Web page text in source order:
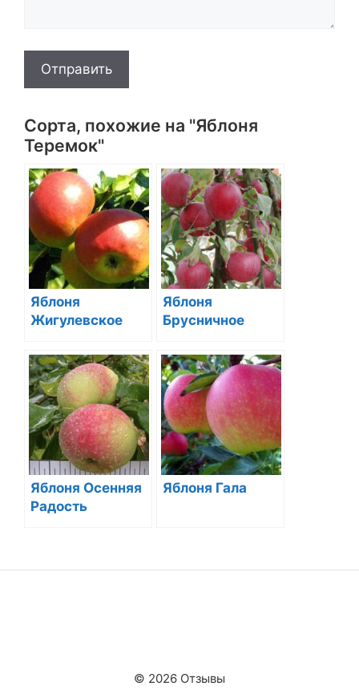
Отправить
Сорта, похожие на "Яблоня
Теремок"
Яблоня
Жигулевское
Яблоня
Брусничное
Яблоня Осенняя
Радость
Яблоня Гала
© 2026 Отзывы